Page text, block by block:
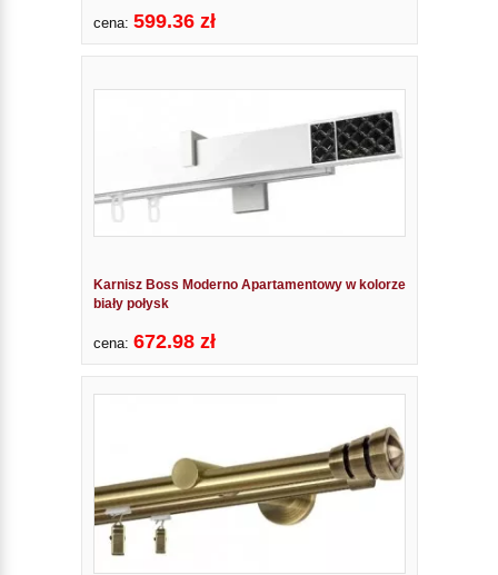
cena: 599.36 zł
Karnisz Boss Moderno Apartamentowy w kolorze
biały połysk
cena: 672.98 zł